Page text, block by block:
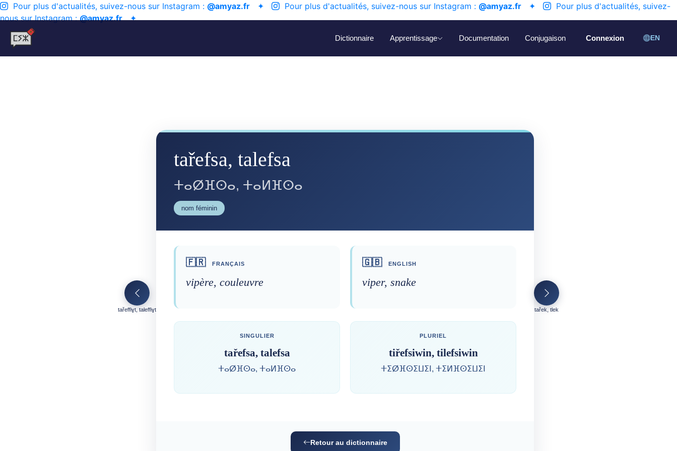
Pour plus d'actualités, suivez-nous sur Instagram : @amyaz.fr ✦ Pour plus d'actualités, suivez-nous sur Instagram : @amyaz.fr ✦
Pour plus d'actualités, suivez-
nous sur Instagram :@amyaz.fr✦
Dictionnaire Apprentissage Documentation Conjugaison Connexion EN
tařeffiɣt, taleffiɣt
tařefsa, talefsa
ⵜⴰⵁⴼⵙⴰ, ⵜⴰⵍⴼⵙⴰ
nom féminin
🇫🇷 FRANÇAIS
vipère, couleuvre
🇬🇧 ENGLISH
viper, snake
SINGULIER
tařefsa, talefsa
ⵜⴰⵁⴼⵙⴰ, ⵜⴰⵍⴼⵙⴰ
PLURIEL
tiřefsiwin, tilefsiwin
ⵜⵉⵁⴼⵙⵉⵡⵉⵏ, ⵜⵉⵍⴼⵙⵉⵡⵉⵏ
Retour au dictionnaire
tařek, tlek